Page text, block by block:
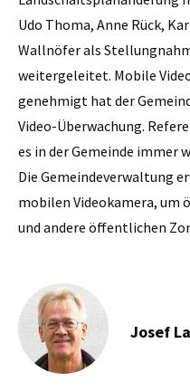
Udo Thoma, Anne Rück,
Wallnöfer als
weitergeleitet. Mobile
genehmigt hat der
Video-Überwachung.
es in der Gemeinde immer
Die Gemeindeverwaltung
mobilen ­Videokamera, um
und andere öffentlichen
Josef